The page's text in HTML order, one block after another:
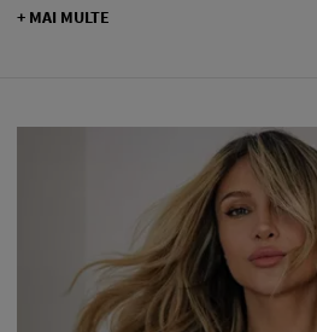
+ MAI MULTE